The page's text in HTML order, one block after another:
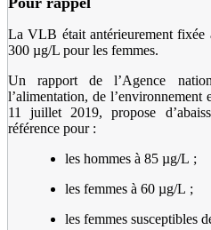
La VLB était antérieurement
300 µg/L pour les femmes.
Un rapport de l’Agence
l’alimentation, de
11 juillet 2019, propose
référence pour :
les hommes à 85 µg/L ;
les femmes à 60 µg/L ;
les femmes susceptibles